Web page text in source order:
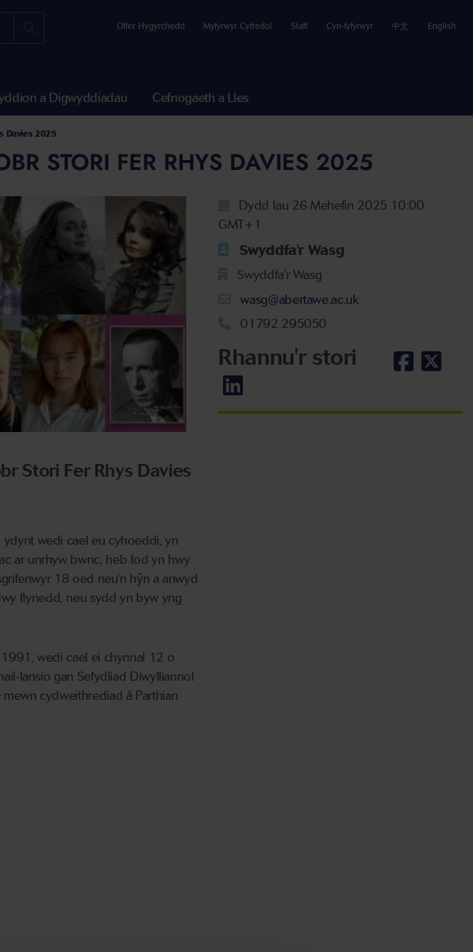
Offer Hygyrchedd Myfyrwyr Cyfredol Staff Cyn-fyfyrwyr 中文 English
a Digwyddiadau Cefnogaeth a Lles
Davies 2025
STORI FER RHYS DAVIES 2025
Stori Fer Rhys Davies
wedi cael eu cyhoeddi, yn
ar unrhyw bwnc, heb fod yn hwy
18 oed neu'n hŷn a anwyd
flynedd, neu sydd yn byw yng
wedi cael ei chynnal 12 o
lansio gan Sefydliad Diwylliannol
cydweithrediad â Parthian
Dydd Iau 26 Mehefin 2025 10:00
GMT+1
Swyddfa'r Wasg
Swyddfa'r Wasg
wasg@abertawe.ac.uk
01792 295050
Rhannu'r stori